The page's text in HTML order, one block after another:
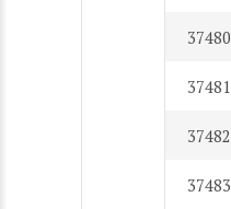
37480
37481
37482
37483